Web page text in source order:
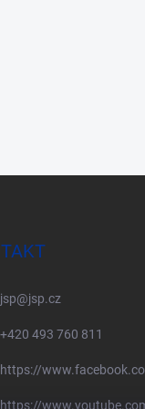
jsp@jsp.cz
+420 493 760 811
https://
https://